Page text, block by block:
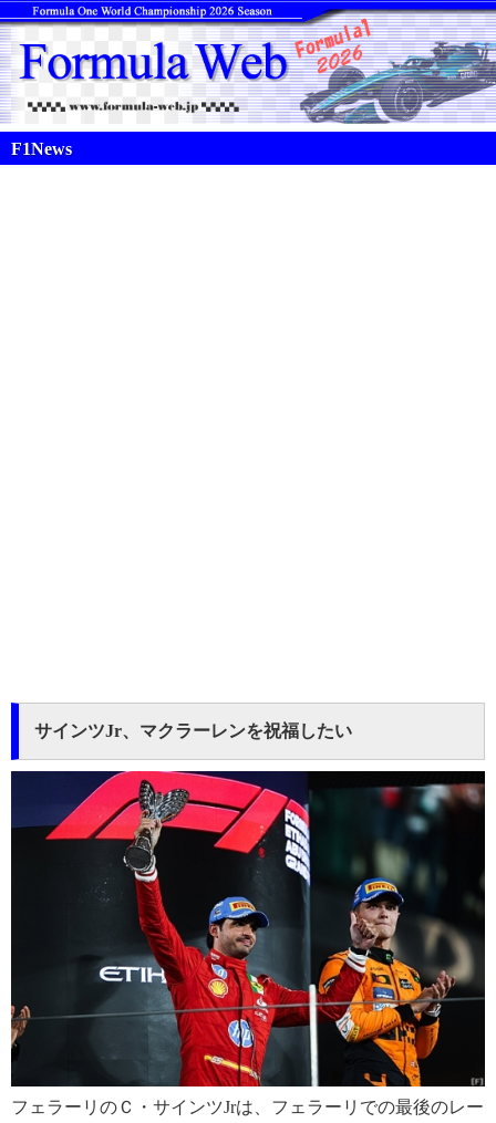
F1News
サインツJr、マクラーレンを祝福したい
フェラーリのＣ・サインツJrは、フェラーリでの最後のレー